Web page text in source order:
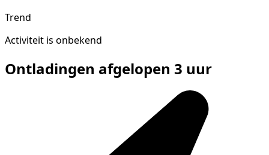
Trend
Activiteit is onbekend
Ontladingen afgelopen 3 uur